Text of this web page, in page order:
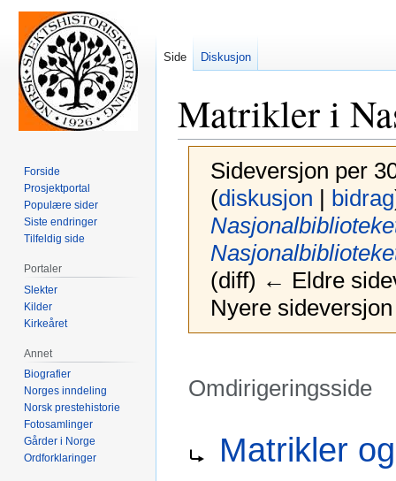
Matrikler i
Sideversjon per
(diskusjon | bidrag
(diff) ← Eldre
Nyere
Omdirigeringsside
navigeringMatrikler
Side Diskusjon
Forside
Prosjektportal
Populære sider
Siste endringer
Tilfeldig side
Portaler
Slekter
Kilder
Kirkeåret
Annet
Biografier
Norges inndeling
Norsk prestehistorie
Fotosamlinger
Gårder i Norge
Ordforklaringer